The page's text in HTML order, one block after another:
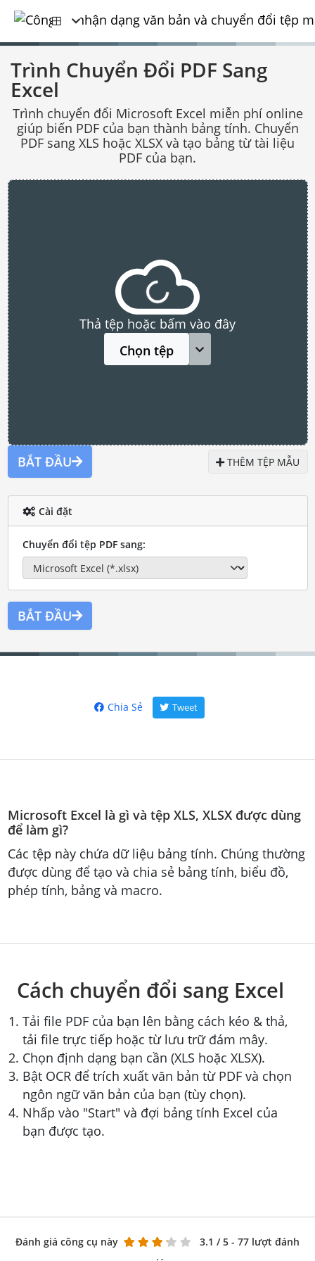
Trình Chuyển Đổi PDF Sang
Excel
Trình chuyển đổi Microsoft Excel miễn phí online
giúp biến PDF của bạn thành bảng tính. Chuyển
PDF sang XLS hoặc XLSX và tạo bảng từ tài liệu
PDF của bạn.
Thả tệp hoặc bấm vào đây
Chọn tệp
BẮT ĐẦU THÊM TỆP MẪU
Cài đặt
Chuyển đổi tệp PDF sang:
BẮT ĐẦU
Chia Sẻ Tweet
Microsoft Excel là gì và tệp XLS, XLSX được dùng
để làm gì?
Các tệp này chứa dữ liệu bảng tính. Chúng thường
được dùng để tạo và chia sẻ bảng tính, biểu đồ,
phép tính, bảng và macro.
Cách chuyển đổi sang Excel
Tải file PDF của bạn lên bằng cách kéo & thả,
tải file trực tiếp hoặc từ lưu trữ đám mây.
Chọn định dạng bạn cần (XLS hoặc XLSX).
Bật OCR để trích xuất văn bản từ PDF và chọn
ngôn ngữ văn bản của bạn (tùy chọn).
Nhấp vào "Start" và đợi bảng tính Excel của
bạn được tạo.
Đánh giá công cụ này 3.1 / 5 - 77 lượt đánh